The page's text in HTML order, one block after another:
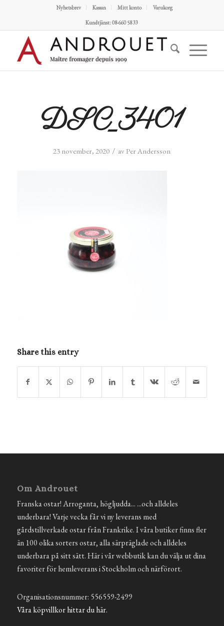
Nyhetsbrev Kassan Mitt konto Varukorg
Kundtjänst: 08-660 58 33
DSC_3401
23 november, 2020 / avPer Andersson
Share this entry
Om Androuet
Franska ostar! Arroganta, högljudda... ...och alldeles
underbara! Varje vecka får vi ny leverans med
gårdstillverkade ostar från Frankrike. I våra butiker finns fler
än 100 olika sorters ostar, alla särpräglade och alldeles
underbara på sitt sätt. Här i vår webbutik kan du välja ut dina
favoriter för hemleverans i Stockholm och närförort.
Organisationsnummer: 556559-2499
Våra köpvillkor hittar du här.